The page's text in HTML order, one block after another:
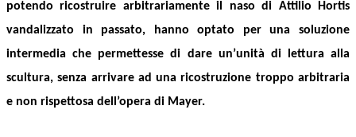
potendo ricostruire arbitrariamente il naso di Attilio Hortis
vandalizzato in passato, hanno optato per una soluzione
intermedia che permettesse di dare un’unità di lettura alla
scultura, senza arrivare ad una ricostruzione troppo arbitraria
e non rispettosa dell’opera di Mayer.